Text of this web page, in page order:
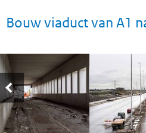
Bouw viaduct van A1